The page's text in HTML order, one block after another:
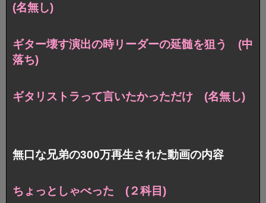
(名無し)
ギター壊す演出の時リーダーの延髄を狙う (中
落ち)
ギタリストラって言いたかっただけ (名無し)
無口な兄弟の300万再生された動画の内容
ちょっとしゃべった (２科目)